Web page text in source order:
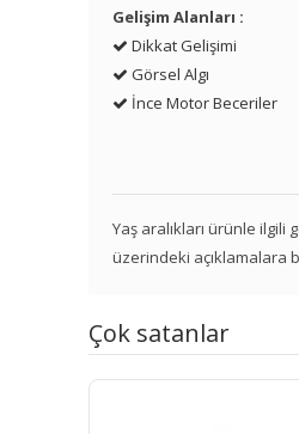
Gelişim Alanları :
Dikkat Gelişimi
Görsel Algı
İnce Motor Beceriler
Yaş aralıkları ürünle
üzerindeki açıklamalara
Çok satanlar